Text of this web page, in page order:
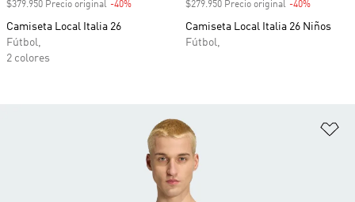
$379.950 Precio original -40%
Camiseta Local Italia 26
Fútbol,
2 colores
$279.950 Precio original -40%
Camiseta Local Italia 26 Niños
Fútbol,